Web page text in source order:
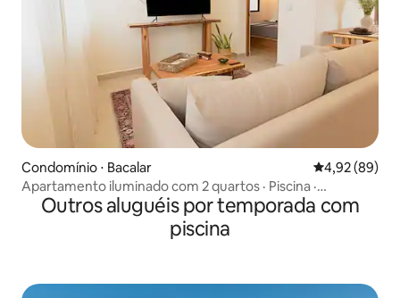
Condomínio ⋅ Bacalar 4,92 de uma
4,92 (89)
Apartamento iluminado com 2 quartos · Piscina ·
Caminhada até a lagoa
Outros aluguéis por temporada com
piscina